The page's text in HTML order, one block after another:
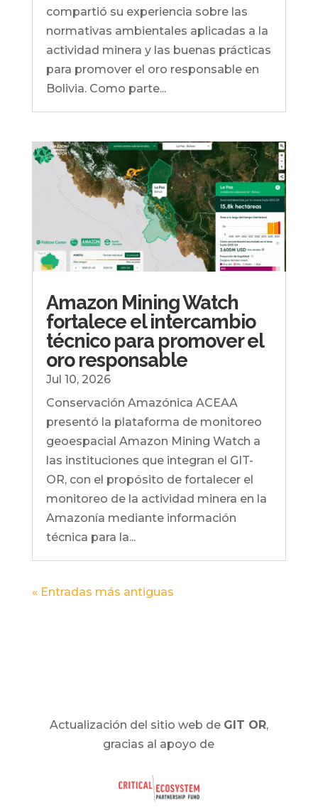
compartió su experiencia sobre las
normativas ambientales aplicadas a la
actividad minera y las buenas prácticas
para promover el oro responsable en
Bolivia. Como parte...
Amazon Mining Watch
fortalece el intercambio
técnico para promover el
oro responsable
Jul 10, 2026
Conservación Amazónica ACEAA
presentó la plataforma de monitoreo
geoespacial Amazon Mining Watch a
las instituciones que integran el GIT-
OR, con el propósito de fortalecer el
monitoreo de la actividad minera en la
Amazonía mediante información
técnica para la...
« Entradas más antiguas
Actualización del sitio web de GIT OR,
gracias al apoyo de